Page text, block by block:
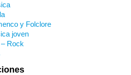
y Folclore
joven
Rock